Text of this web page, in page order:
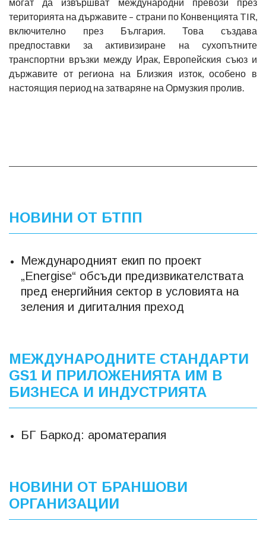
могат да извършват международни превози през
територията на държавите – страни по Конвенцията TIR,
включително през България. Това създава
предпоставки за активизиране на сухопътните
транспортни връзки между Ирак, Европейския съюз и
държавите от региона на Близкия изток, особено в
настоящия период на затваряне на Ормузкия пролив.
НОВИНИ ОТ БТПП
Международният екип по проект
„Energise“ обсъди предизвикателствата
пред енергийния сектор в условията на
зеления и дигиталния преход
МЕЖДУНАРОДНИТЕ СТАНДАРТИ
GS1 И ПРИЛОЖЕНИЯТА ИМ В
БИЗНЕСА И ИНДУСТРИЯТА
БГ Баркод: ароматерапия
НОВИНИ ОТ БРАНШОВИ
ОРГАНИЗАЦИИ